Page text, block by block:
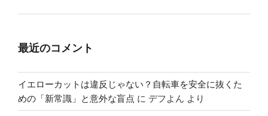
最近のコメント
イエローカットは違反じゃない？自転車を安全に抜くた
めの「新常識」と意外な盲点 に デフよん より